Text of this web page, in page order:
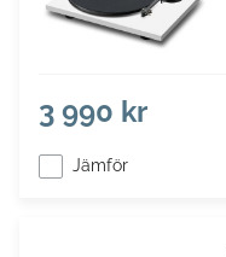
3 990 kr
Jämför